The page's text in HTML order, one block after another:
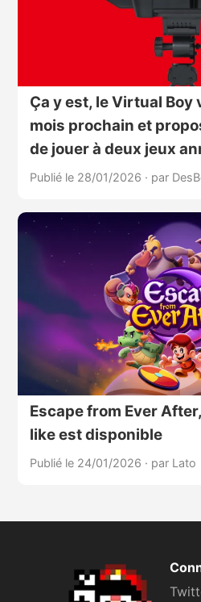
Ça y est, le Virtual Boy
mois prochain et
de jouer à deux jeux
Publié le 28/01/2026 · par
Escape from Ever
like est disponible
Publié le 24/01/2026 · par Lato